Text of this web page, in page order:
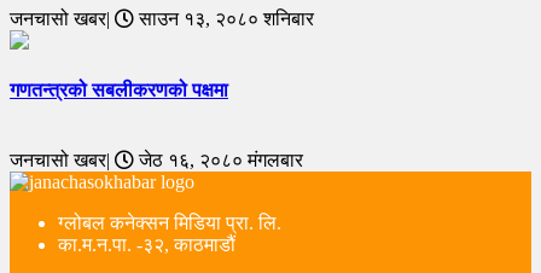
जनचासो खबर| साउन १३, २०८० शनिबार
गणतन्त्रको सबलीकरणको पक्षमा
जनचासो खबर| जेठ १६, २०८० मंगलबार
ग्लोबल कनेक्सन मिडिया प्रा. लि.
का.म.न.पा. -३२, काठमाडौं